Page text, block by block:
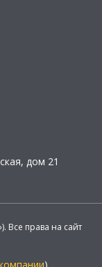
дом 21
Все права на сайт